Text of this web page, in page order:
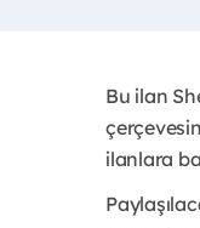
Bu ilan
ilanlara